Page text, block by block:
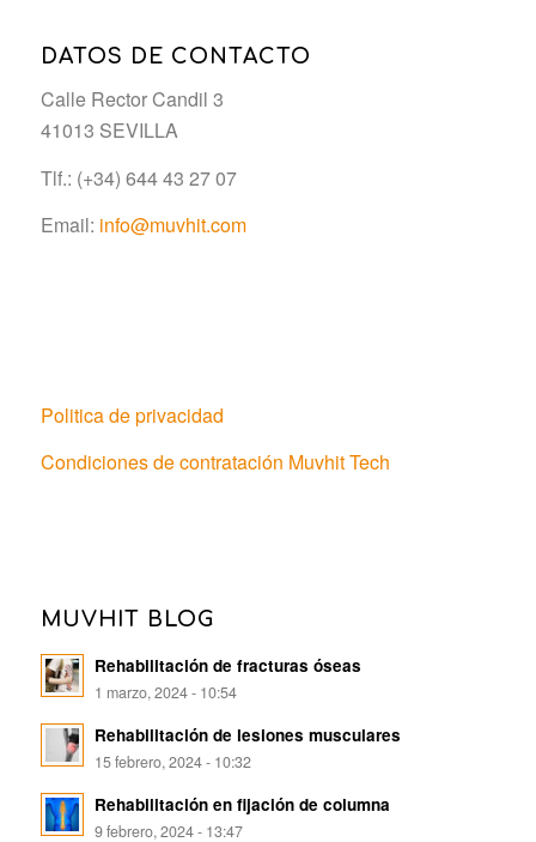
DATOS DE CONTACTO
Calle Rector Candil 3
41013 SEVILLA
Tlf.: (+34) 644 43 27 07
Email: info@muvhit.com
Politica de privacidad
Condiciones de contratación Muvhit Tech
MUVHIT BLOG
Rehabilitación de fracturas óseas
1 marzo, 2024 - 10:54
Rehabilitación de lesiones musculares
15 febrero, 2024 - 10:32
Rehabilitación en fijación de columna
9 febrero, 2024 - 13:47